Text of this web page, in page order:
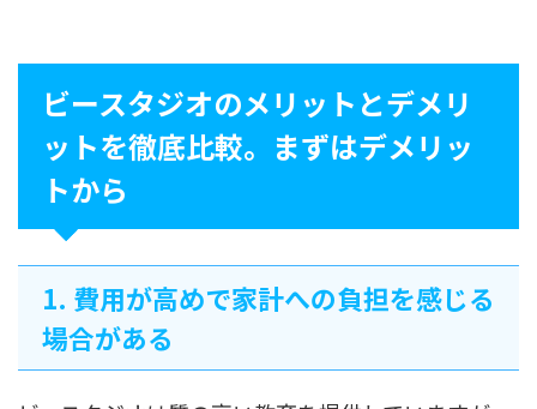
ビースタジオのメリットとデメリ
ットを徹底比較。まずはデメリッ
トから
1. 費用が高めで家計への負担を感じる
場合がある